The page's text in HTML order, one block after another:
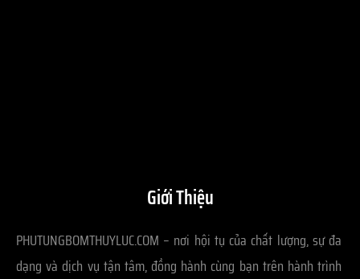
Giới Thiệu
PHUTUNGBOMTHUYLUC.COM – nơi hội tụ của chất lượng, sự đa
dạng và dịch vụ tận tâm, đồng hành cùng bạn trên hành trình